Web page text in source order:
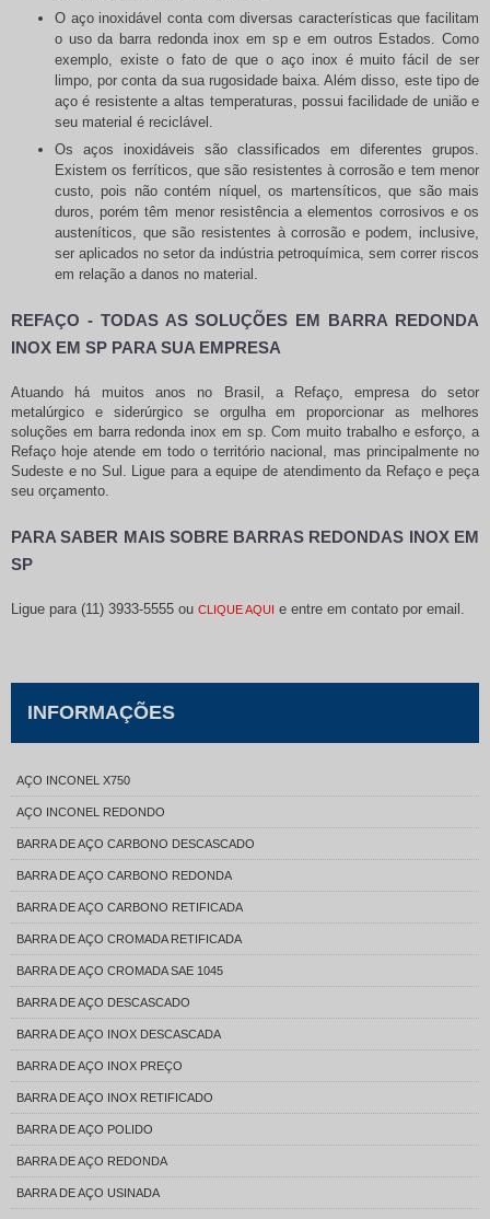
O aço inoxidável conta com diversas características que facilitam
o uso da barra redonda inox em spe em outros Estados. Como
exemplo, existe o fato de que o aço inox é muito fácil de ser
limpo, por conta da sua rugosidade baixa. Além disso, este tipo de
aço é resistente a altas temperaturas, possui facilidade de união e
seu material é reciclável.
Os aços inoxidáveis são classificados em diferentes grupos.
Existem os ferríticos, que são resistentes à corrosão e tem menor
custo, pois não contém níquel, os martensíticos, que são mais
duros, porém têm menor resistência a elementos corrosivos e os
austeníticos, que são resistentes à corrosão e podem, inclusive,
ser aplicados no setor da indústria petroquímica, sem correr riscos
em relação a danos no material.
REFAÇO - TODAS AS SOLUÇÕES EM BARRA REDONDA
INOX EM SP PARA SUA EMPRESA
Atuando há muitos anos no Brasil, a Refaço, empresa do setor
metalúrgico e siderúrgico se orgulha em proporcionar as melhores
soluções em barra redonda inox em sp. Com muito trabalho e esforço, a
Refaço hoje atende em todo o território nacional, mas principalmente no
Sudeste e no Sul. Ligue para a equipe de atendimento da Refaço e peça
seu orçamento.
PARA SABER MAIS SOBRE BARRAS REDONDAS INOX EM
SP
Ligue para (11) 3933-5555 ou CLIQUE AQUI e entre em contato por email.
INFORMAÇÕES
AÇO INCONEL X750
AÇO INCONEL REDONDO
BARRA DE AÇO CARBONO DESCASCADO
BARRA DE AÇO CARBONO REDONDA
BARRA DE AÇO CARBONO RETIFICADA
BARRA DE AÇO CROMADA RETIFICADA
BARRA DE AÇO CROMADA SAE 1045
BARRA DE AÇO DESCASCADO
BARRA DE AÇO INOX DESCASCADA
BARRA DE AÇO INOX PREÇO
BARRA DE AÇO INOX RETIFICADO
BARRA DE AÇO POLIDO
BARRA DE AÇO REDONDA
BARRA DE AÇO USINADA